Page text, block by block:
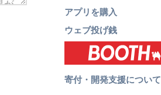
アプリを購入
ウェブ投げ銭
寄付・開発支援について